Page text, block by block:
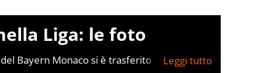
Liga: le foto
Bayern Monaco si è trasferito al Barca per